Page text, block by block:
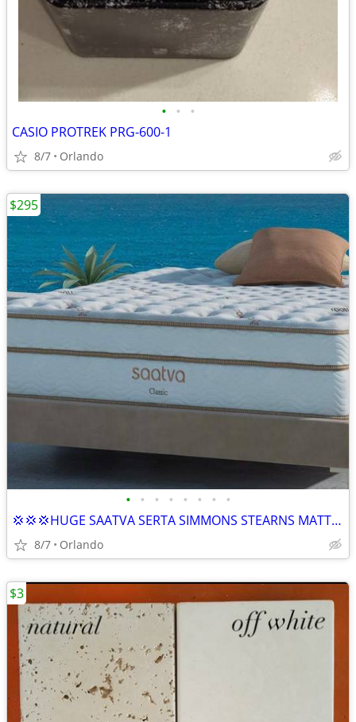
• • •
CASIO PROTREK PRG-600-1
8/7 Orlando
• • • • • • • •
💢💢💢HUGE SAATVA SERTA SIMMONS STEARNS MATTRESS SET BLOWOUT SALE 💢💢
8/7 Orlando
$295
$3